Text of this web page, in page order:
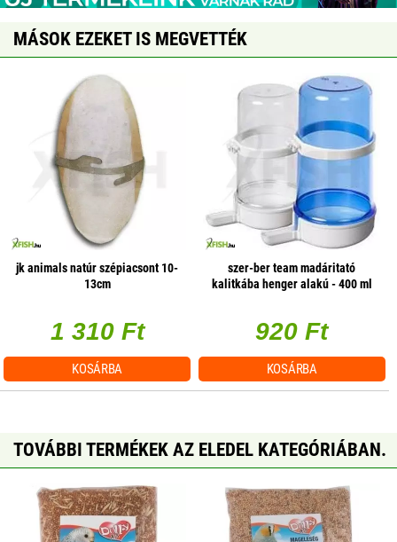
MÁSOK EZEKET IS MEGVETTÉK
jk animals natúr szépiacsont 10-
13cm
1 310 Ft
KOSÁRBA
szer-ber team madáritató
kalitkába henger alakú - 400 ml
920 Ft
KOSÁRBA
TOVÁBBI TERMÉKEK AZ ELEDEL KATEGÓRIÁBAN.